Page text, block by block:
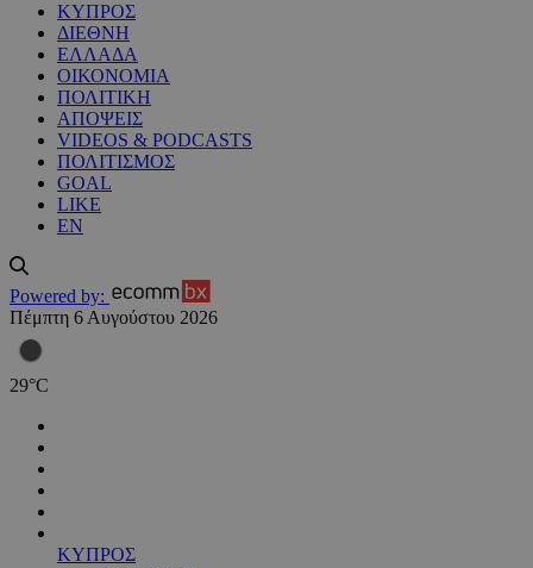
ΚΥΠΡΟΣ
ΔΙΕΘΝΗ
ΕΛΛΑΔΑ
ΟΙΚΟΝΟΜΙΑ
ΠΟΛΙΤΙΚΗ
ΑΠΟΨΕΙΣ
VIDEOS & PODCASTS
ΠΟΛΙΤΙΣΜΟΣ
GOAL
LIKE
EN
Powered by:
Πέμπτη 6 Αυγούστου 2026
29°C
ΚΥΠΡΟΣ